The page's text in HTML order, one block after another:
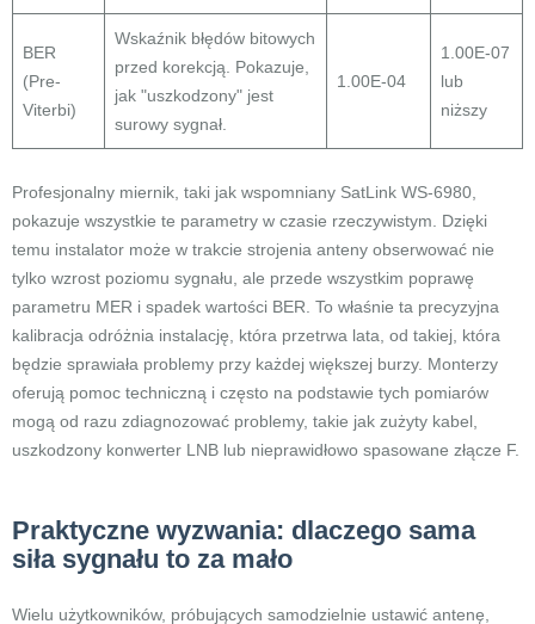
BER
(Pre-
Viterbi)
Wskaźnik błędów bitowych
przed korekcją. Pokazuje,
jak "uszkodzony" jest
surowy sygnał.
1.00E-04
1.00E-07
lub
niższy
Profesjonalny miernik, taki jak wspomniany SatLink WS-6980,
pokazuje wszystkie te parametry w czasie rzeczywistym. Dzięki
temu instalator może w trakcie strojenia anteny obserwować nie
tylko wzrost poziomu sygnału, ale przede wszystkim poprawę
parametru MER i spadek wartości BER. To właśnie ta precyzyjna
kalibracja odróżnia instalację, która przetrwa lata, od takiej, która
będzie sprawiała problemy przy każdej większej burzy. Monterzy
oferują pomoc techniczną i często na podstawie tych pomiarów
mogą od razu zdiagnozować problemy, takie jak zużyty kabel,
uszkodzony konwerter LNB lub nieprawidłowo spasowane złącze F.
Praktyczne wyzwania: dlaczego sama
siła sygnału to za mało
Wielu użytkowników, próbujących samodzielnie ustawić antenę,